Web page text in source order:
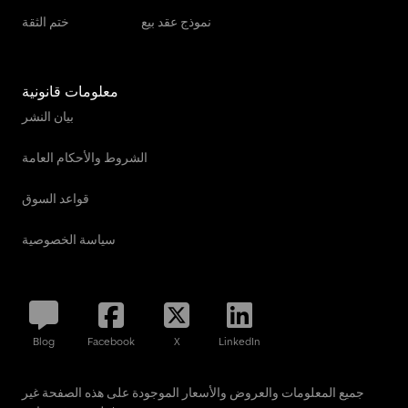
ختم الثقة نموذج عقد بيع
معلومات قانونية
بيان النشر
الشروط والأحكام العامة
قواعد السوق
سياسة الخصوصية
Blog Facebook X LinkedIn
جميع المعلومات والعروض والأسعار الموجودة على هذه الصفحة غير